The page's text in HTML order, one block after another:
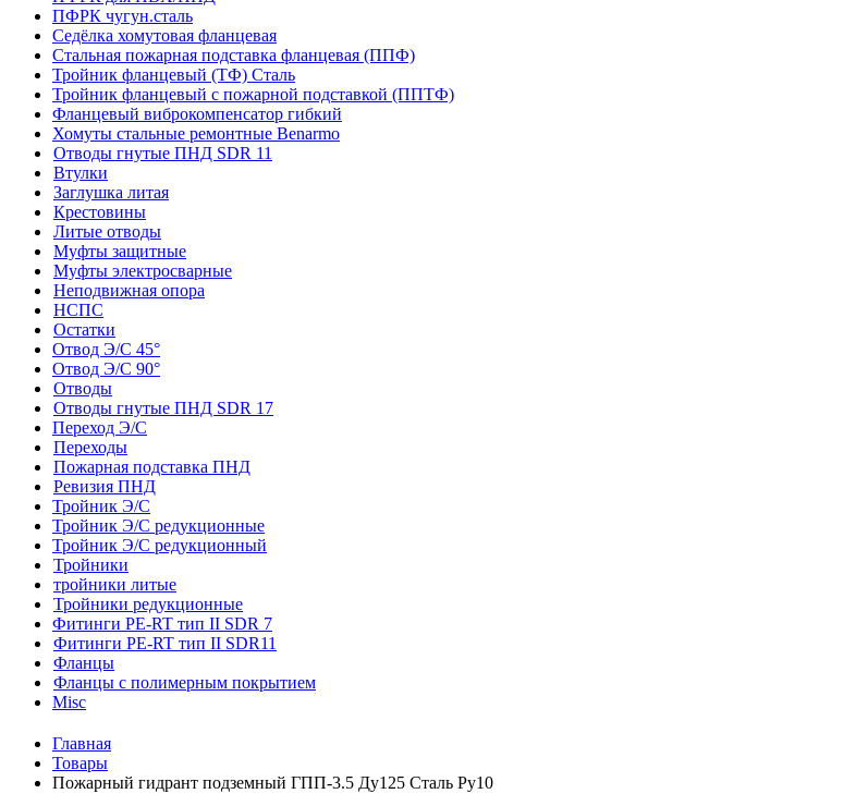
ПФРК чугун.сталь
Седёлка хомутовая фланцевая
Стальная пожарная подставка фланцевая (ППФ)
Тройник фланцевый (ТФ) Сталь
Тройник фланцевый с пожарной подставкой (ППТФ)
Фланцевый виброкомпенсатор гибкий
Хомуты стальные ремонтные Benarmo
Отводы гнутые ПНД SDR 11
Втулки
Заглушка литая
Крестовины
Литые отводы
Муфты защитные
Муфты электросварные
Неподвижная опора
НСПС
Остатки
Отвод Э/С 45°
Отвод Э/С 90°
Отводы
Отводы гнутые ПНД SDR 17
Переход Э/С
Переходы
Пожарная подставка ПНД
Ревизия ПНД
Тройник Э/С
Тройник Э/С редукционные
Тройник Э/С редукционный
Тройники
тройники литые
Тройники редукционные
Фитинги PE-RT тип II SDR 7
Фитинги PE-RT тип II SDR11
Фланцы
Фланцы с полимерным покрытием
Misc
Главная
Товары
Пожарный гидрант подземный ГПП-3.5 Ду125 Сталь Ру10